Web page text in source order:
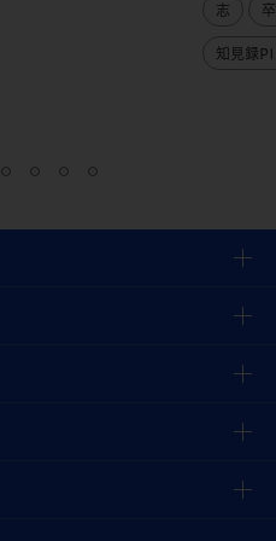
志
知見録